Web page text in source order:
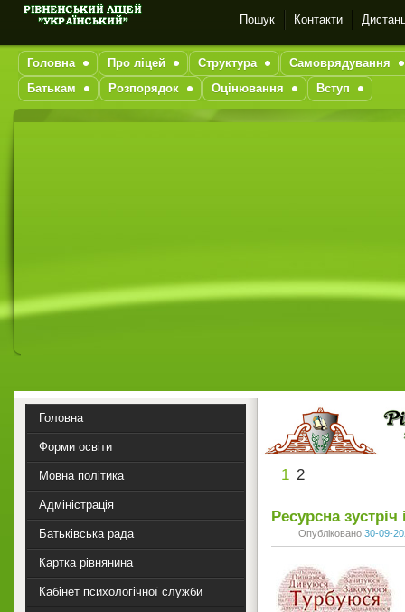
Пошук Контакти
Головна Про ліцей Структура
Самоврядування
Батькам
Розпорядок Оцінювання Вступ
1 2
Ресурсна
Опубліковано 30-09-
Головна
Форми освіти
Мовна політика
Адміністрація
Батьківська рада
Картка рівнянина
Кабінет психологічної служби